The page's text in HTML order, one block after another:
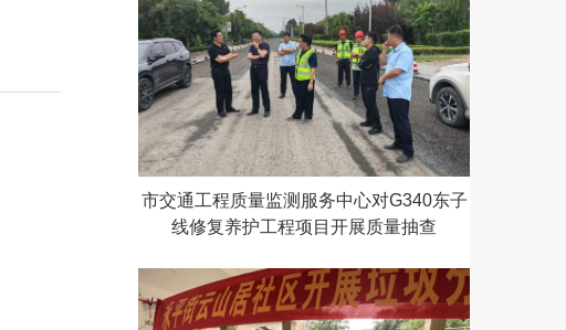
市交通工程质量监测服务中心对G340东子
线修复养护工程项目开展质量抽查